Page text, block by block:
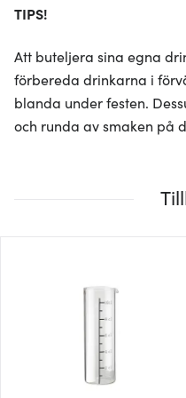
TIPS!
Att buteljera sina egna
förbereda drinkarna i
blanda under festen.
och runda av smaken på